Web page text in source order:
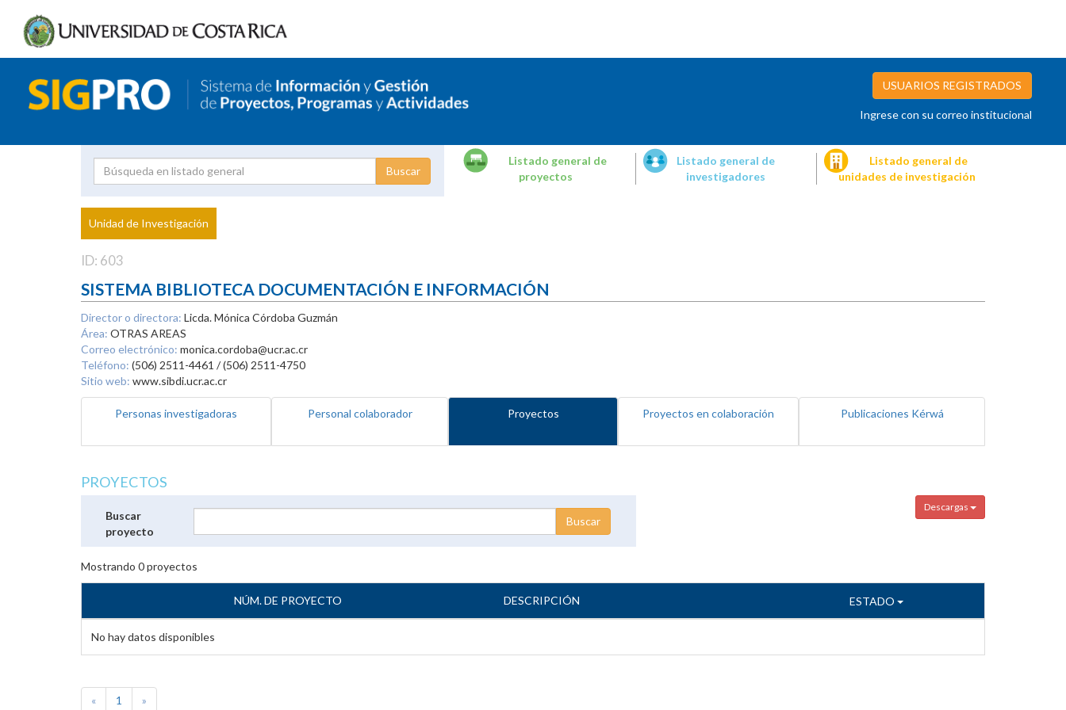
USUARIOS REGISTRADOS
Ingrese con su correo institucional
Proyecto
Investigador
Listado general de
proyectos
Listado general de
investigadores
Listado general de
unidades de investigación
Unidad de Investigación
ID: 603
SISTEMA BIBLIOTECA DOCUMENTACIÓN E INFORMACIÓN
Director o directora: Licda. Mónica Córdoba Guzmán
Área: OTRAS AREAS
Correo electrónico: monica.cordoba@ucr.ac.cr
Teléfono: (506) 2511-4461 / (506) 2511-4750
Sitio web: www.sibdi.ucr.ac.cr
Personas investigadoras Personal colaborador Proyectos Proyectos en colaboración Publicaciones Kérwá
PROYECTOS
Descargas
Buscar
proyecto
Mostrando 0proyectos
NÚM. DE PROYECTO DESCRIPCIÓN ESTADO
No hay datos disponibles
« 1 »